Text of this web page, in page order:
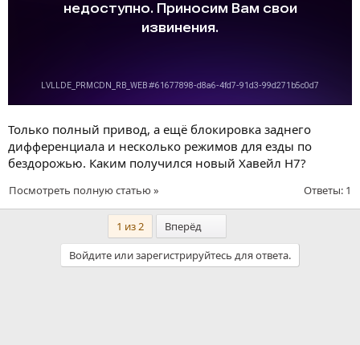
Только полный привод, а ещё блокировка заднего
дифференциала и несколько режимов для езды по
бездорожью. Каким получился новый Хавейл H7?
Ответы: 1
Посмотреть полную статью »
1 из 2 Вперёд
Войдите или зарегистрируйтесь для ответа.